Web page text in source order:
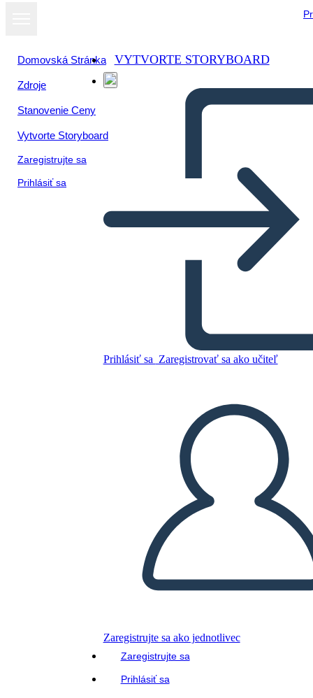
Domovská Stránka
Zdroje
Stanovenie Ceny
Vytvorte Storyboard
Zaregistrujte sa
Prihlásiť sa
VYTVORTE STORYBOARD
Prihlásiť sa Zaregistrovať sa ako učiteľ
Zaregistrujte sa ako jednotlivec
Zaregistrujte sa
Prihlásiť sa
Skopírujte tento Storyboard
PREHRAŤ PREZENTÁCIU
ČÍTAJ MI